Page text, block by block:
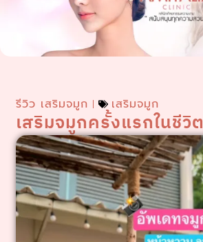
รีวิว เสริมจมูก เสริมจมูก
เสริมจมูกครั้งแรกในชีวิต